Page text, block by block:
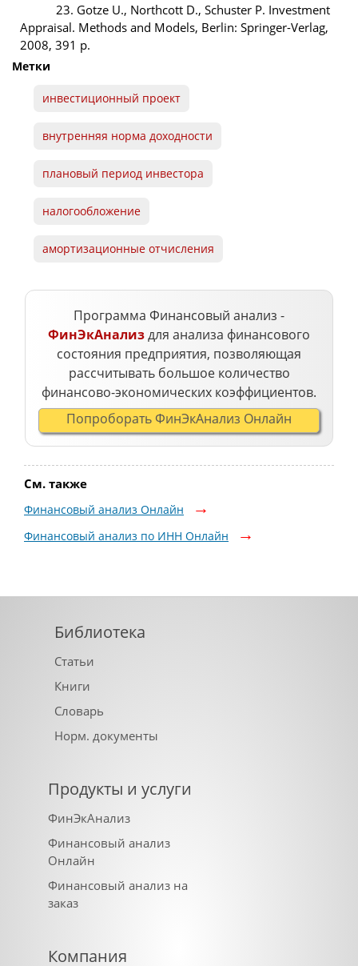
23. Gotze U., Northcott D., Schuster P. Investment
Appraisal. Methods and Models, Berlin: Springer-Verlag,
2008, 391 p.
Метки
инвестиционный проект
внутренняя норма доходности
плановый период инвестора
налогообложение
амортизационные отчисления
Программа Финансовый анализ -
ФинЭкАнализдля анализа финансового
состояния предприятия, позволяющая
рассчитывать большое количество
финансово-экономических коэффициентов.
Попроборать ФинЭкАнализ Онлайн
См. также
Финансовый анализ Онлайн
Финансовый анализ по ИНН Онлайн
Библиотека
Статьи
Книги
Словарь
Норм. документы
Продукты и услуги
ФинЭкАнализ
Финансовый анализ
Онлайн
Финансовый анализ на
заказ
Компания